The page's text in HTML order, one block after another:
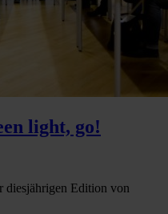
light, go!
diesjährigen Edition von